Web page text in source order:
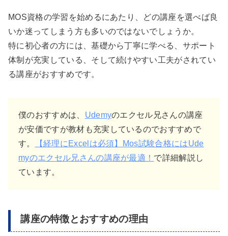
MOS資格の学習を始めるにあたり、どの講座を選べば良
いか迷ってしまう方も多いのではないでしょうか。
特に初心者の方には、基礎から丁寧に学べる、サポート
体制が充実している、そして続けやすい工夫がされてい
る講座がおすすめです。
僕のおすすめは、 Udemyのエクセル兄さんの講座
が安価ですが教材も充実しているのでおすすめで
す。
【経理にExcelは必須】Mos試験合格にはUde
myのエクセル兄さんの講座が最適！ で詳細解説し
ています。
講座の特徴とおすすめの理由